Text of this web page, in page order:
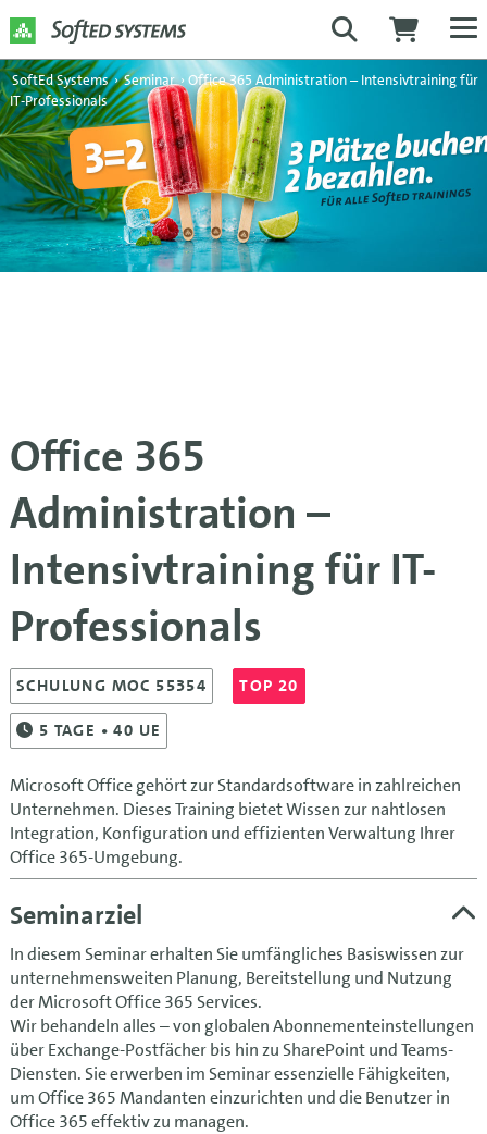
SoftEd Systems › Seminar › Office 365 Administration – Intensivtraining für
IT-Professionals
Office 365
Administration –
Intensivtraining für IT-
Professionals
SCHULUNG MOC 55354 TOP 20
5 TAGE • 40 UE
Microsoft Office gehört zur Standardsoftware in zahlreichen
Unternehmen. Dieses Training bietet Wissen zur nahtlosen
Integration, Konfiguration und effizienten Verwaltung Ihrer
Office 365-Umgebung.
Seminarziel
In diesem Seminar erhalten Sie umfängliches Basiswissen zur
unternehmensweiten Planung, Bereitstellung und Nutzung
der Microsoft Office 365 Services.
Wir behandeln alles – von globalen Abonnementeinstellungen
über Exchange-Postfächer bis hin zu SharePoint und Teams-
Diensten. Sie erwerben im Seminar essenzielle Fähigkeiten,
um Office 365 Mandanten einzurichten und die Benutzer in
Office 365 effektiv zu managen.